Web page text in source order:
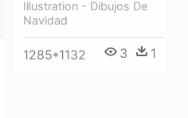
Illustration - Dibujos De
Navidad
1285*1132 3 1